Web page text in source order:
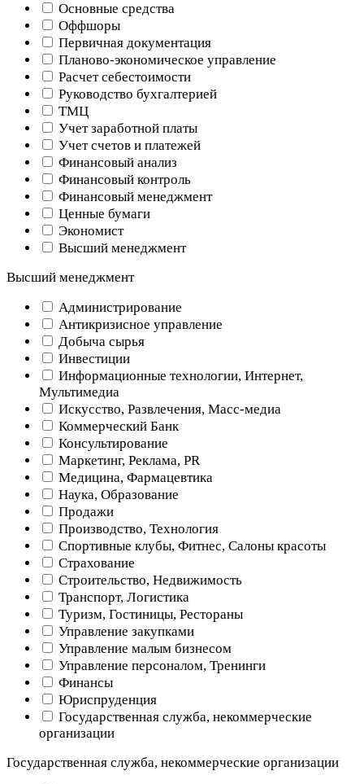
Основные средства
Оффшоры
Первичная документация
Планово-экономическое управление
Расчет себестоимости
Руководство бухгалтерией
ТМЦ
Учет заработной платы
Учет счетов и платежей
Финансовый анализ
Финансовый контроль
Финансовый менеджмент
Ценные бумаги
Экономист
Высший менеджмент
Высший менеджмент
Администрирование
Антикризисное управление
Добыча cырья
Инвестиции
Информационные технологии, Интернет,
Мультимедиа
Искусство, Развлечения, Масс-медиа
Коммерческий Банк
Консультирование
Маркетинг, Реклама, PR
Медицина, Фармацевтика
Наука, Образование
Продажи
Производство, Технология
Спортивные клубы, Фитнес, Салоны красоты
Страхование
Строительство, Недвижимость
Транспорт, Логистика
Туризм, Гостиницы, Рестораны
Управление закупками
Управление малым бизнесом
Управление персоналом, Тренинги
Финансы
Юриспруденция
Государственная служба, некоммерческие
организации
Государственная служба, некоммерческие организации